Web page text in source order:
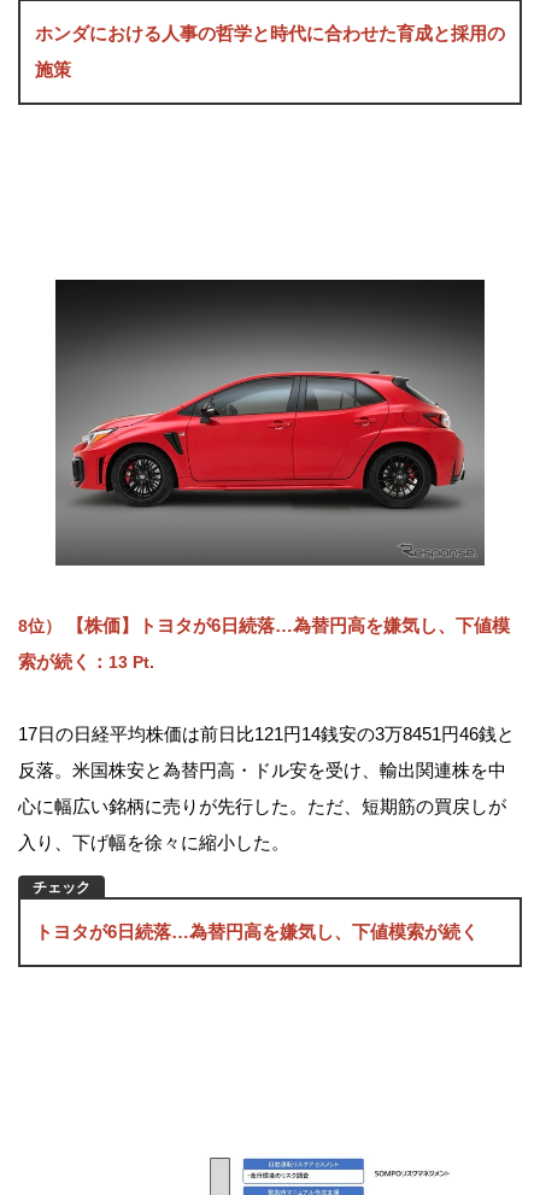
ホンダにおける人事の哲学と時代に合わせた育成と採用の
施策
8位）
【株価】トヨタが6日続落…為替円高を嫌気し、下値模
索が続く ： 13 Pt.
17日の日経平均株価は前日比121円14銭安の3万8451円46銭と
反落。米国株安と為替円高・ドル安を受け、輸出関連株を中
心に幅広い銘柄に売りが先行した。ただ、短期筋の買戻しが
入り、下げ幅を徐々に縮小した。
トヨタが6日続落…為替円高を嫌気し、下値模索が続く